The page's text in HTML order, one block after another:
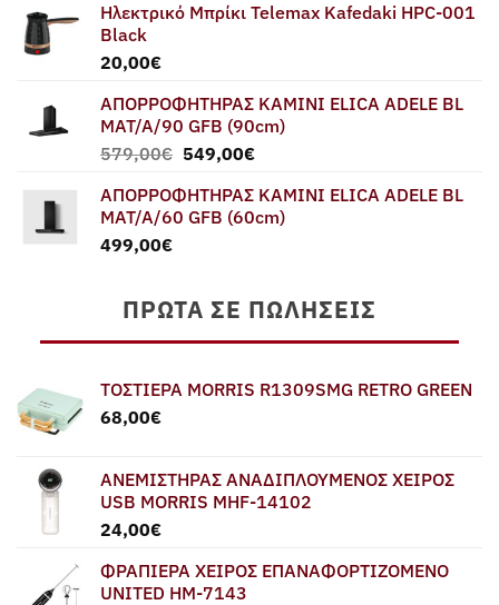
Ηλεκτρικό Μπρίκι Telemax Kafedaki HPC-001
Black
20,00€
ΑΠΟΡΡΟΦΗΤΗΡΑΣ ΚΑΜΙΝΙ ELICA ADELE BL
MAT/A/90 GFB (90cm)
579,00€ Original
was:
579,00€.
549,00€Η
τιμή
είναι:
ΑΠΟΡΡΟΦΗΤΗΡΑΣ ΚΑΜΙΝΙ ELICA ADELE BL
MAT/A/60 GFB (60cm)
499,00€
ΠΡΏΤΑ ΣΕ ΠΩΛΉΣΕΙΣ
ΤΟΣΤΙΕΡΑ MORRIS R1309SMG RETRO GREEN
68,00€
ΑΝΕΜΙΣΤΗΡΑΣ ΑΝΑΔΙΠΛΟΥΜΕΝΟΣ ΧΕΙΡΟΣ
USB MORRIS MHF-14102
24,00€
ΦΡΑΠΙΕΡΑ ΧΕΙΡΟΣ ΕΠΑΝΑΦΟΡΤΙΖΟΜΕΝΟ
UNITED HM-7143